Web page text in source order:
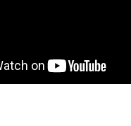
最新記